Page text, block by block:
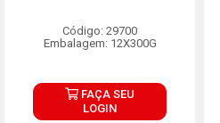
Código: 29700
Embalagem: 12X300G
FAÇA SEU
LOGIN